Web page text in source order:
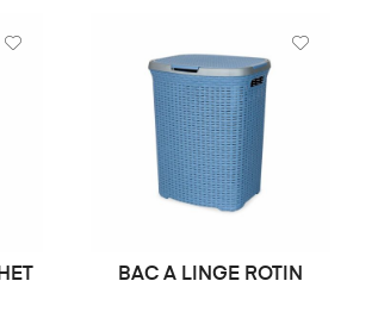
BAC A LINGE ROTIN